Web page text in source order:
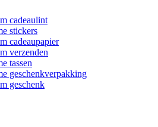
cadeaulint
stickers
cadeaupapier
verzenden
tassen
geschenkverpakking
geschenk